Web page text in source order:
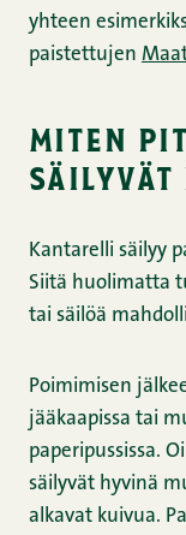
yhteen
paistettujen
miten
säilyvät
Kantarelli säilyy
Siitä huolimatta
tai säilöä
Poimimisen
jääkaapissa tai
paperipussissa.
säilyvät hyvinä
alkavat kuivua.